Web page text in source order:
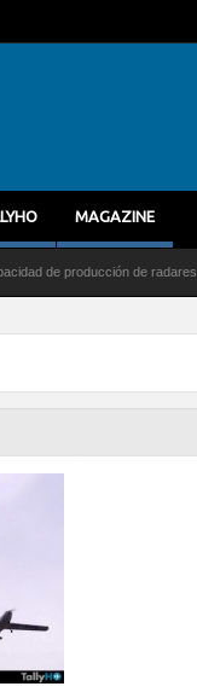
MAGAZINE
producción de radares en Brasil